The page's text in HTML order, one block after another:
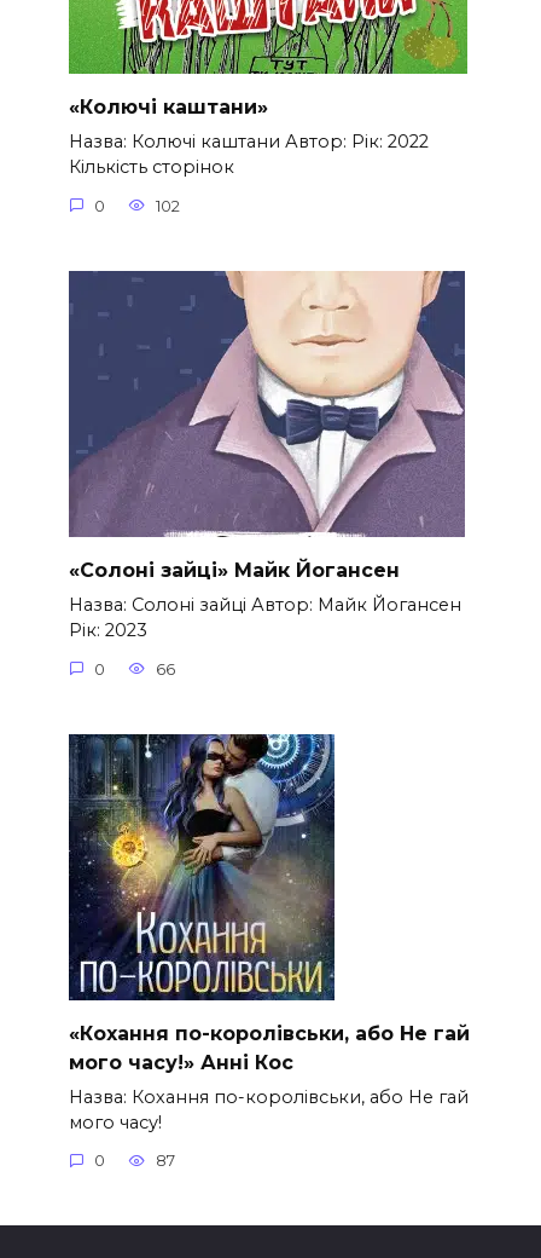
«Колючі каштани»
Назва: Колючі каштани Автор: Рік: 2022
Кількість сторінок
0 102
«Солоні зайці» Майк Йогансен
Назва: Солоні зайці Автор: Майк Йогансен
Рік: 2023
0 66
«Кохання по-королівськи, або Не гай
мого часу!» Анні Кос
Назва: Кохання по-королівськи, або Не гай
мого часу!
0 87